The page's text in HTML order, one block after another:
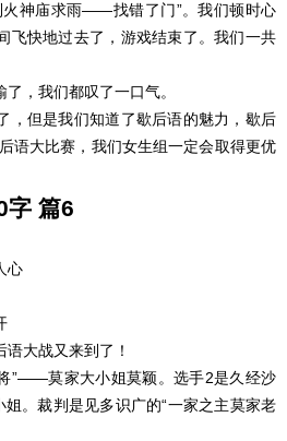
火神庙求雨――找错了门”。我们顿时心
飞快地过去了，游戏结束了。我们一共
，我们都叹了一口气。
但是我们知道了歇后语的魅力，歇后
语大比赛，我们女生组一定会取得更优
篇6
心
大战又来到了！
莫家大小姐莫颖。选手2是久经沙
。裁判是见多识广的“一家之主莫家老